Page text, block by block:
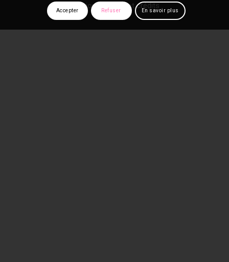
Mentions légales et crédits
Accepter Refuser En savoir plus